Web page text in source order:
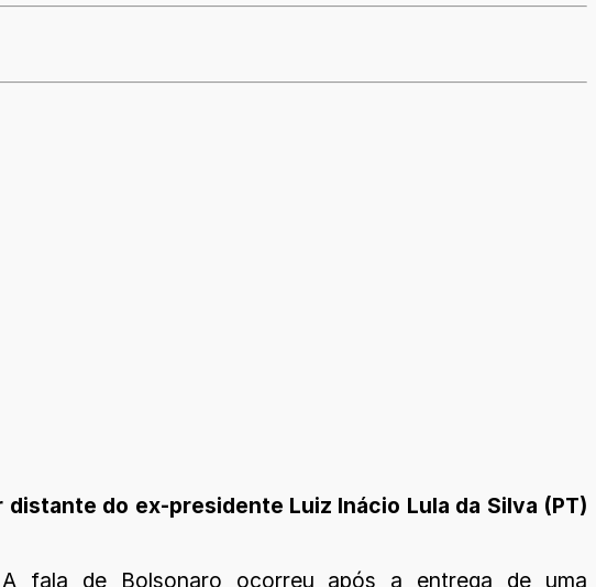
do ex-presidente Luiz Inácio Lula da Silva (PT)
A fala de Bolsonaro ocorreu após a entrega de uma